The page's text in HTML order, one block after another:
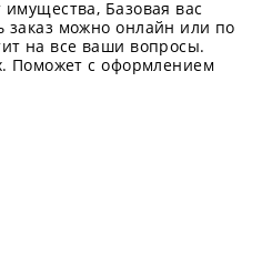
Базовая вас
можно онлайн или по
на все ваши вопросы.
Поможет с оформлением